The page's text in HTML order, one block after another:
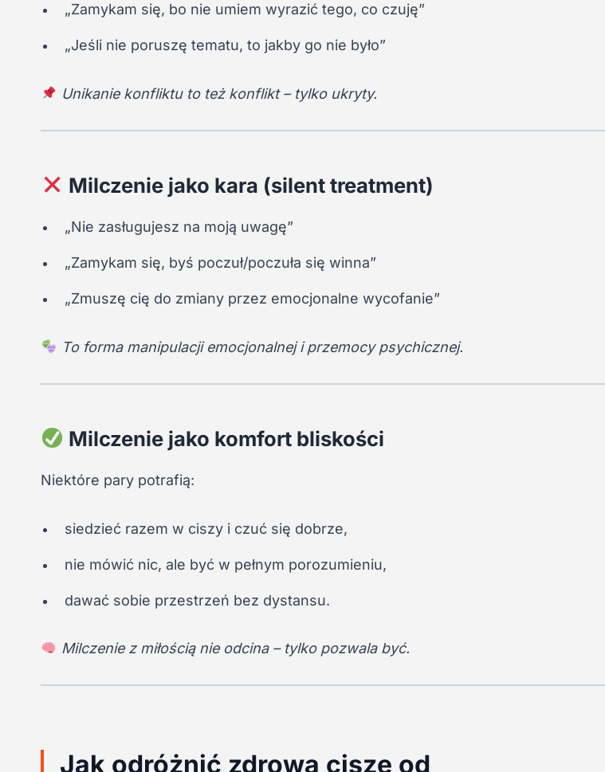
„Zamykam się, bo nie umiem wyrazić tego, co czuję”
„Jeśli nie poruszę tematu, to jakby go nie było”
Unikanie konfliktu to też konflikt – tylko ukryty.
Milczenie jako kara (silent treatment)
„Nie zasługujesz na moją uwagę”
„Zamykam się, byś poczuł/poczuła się winna”
„Zmuszę cię do zmiany przez emocjonalne wycofanie”
To forma manipulacji emocjonalnej i przemocy psychicznej.
Milczenie jako komfort bliskości
Niektóre pary potrafią:
siedzieć razem w ciszy i czuć się dobrze,
nie mówić nic, ale być w pełnym porozumieniu,
dawać sobie przestrzeń bez dystansu.
Milczenie z miłością nie odcina – tylko pozwala być.
Jak odróżnić zdrową ciszę od